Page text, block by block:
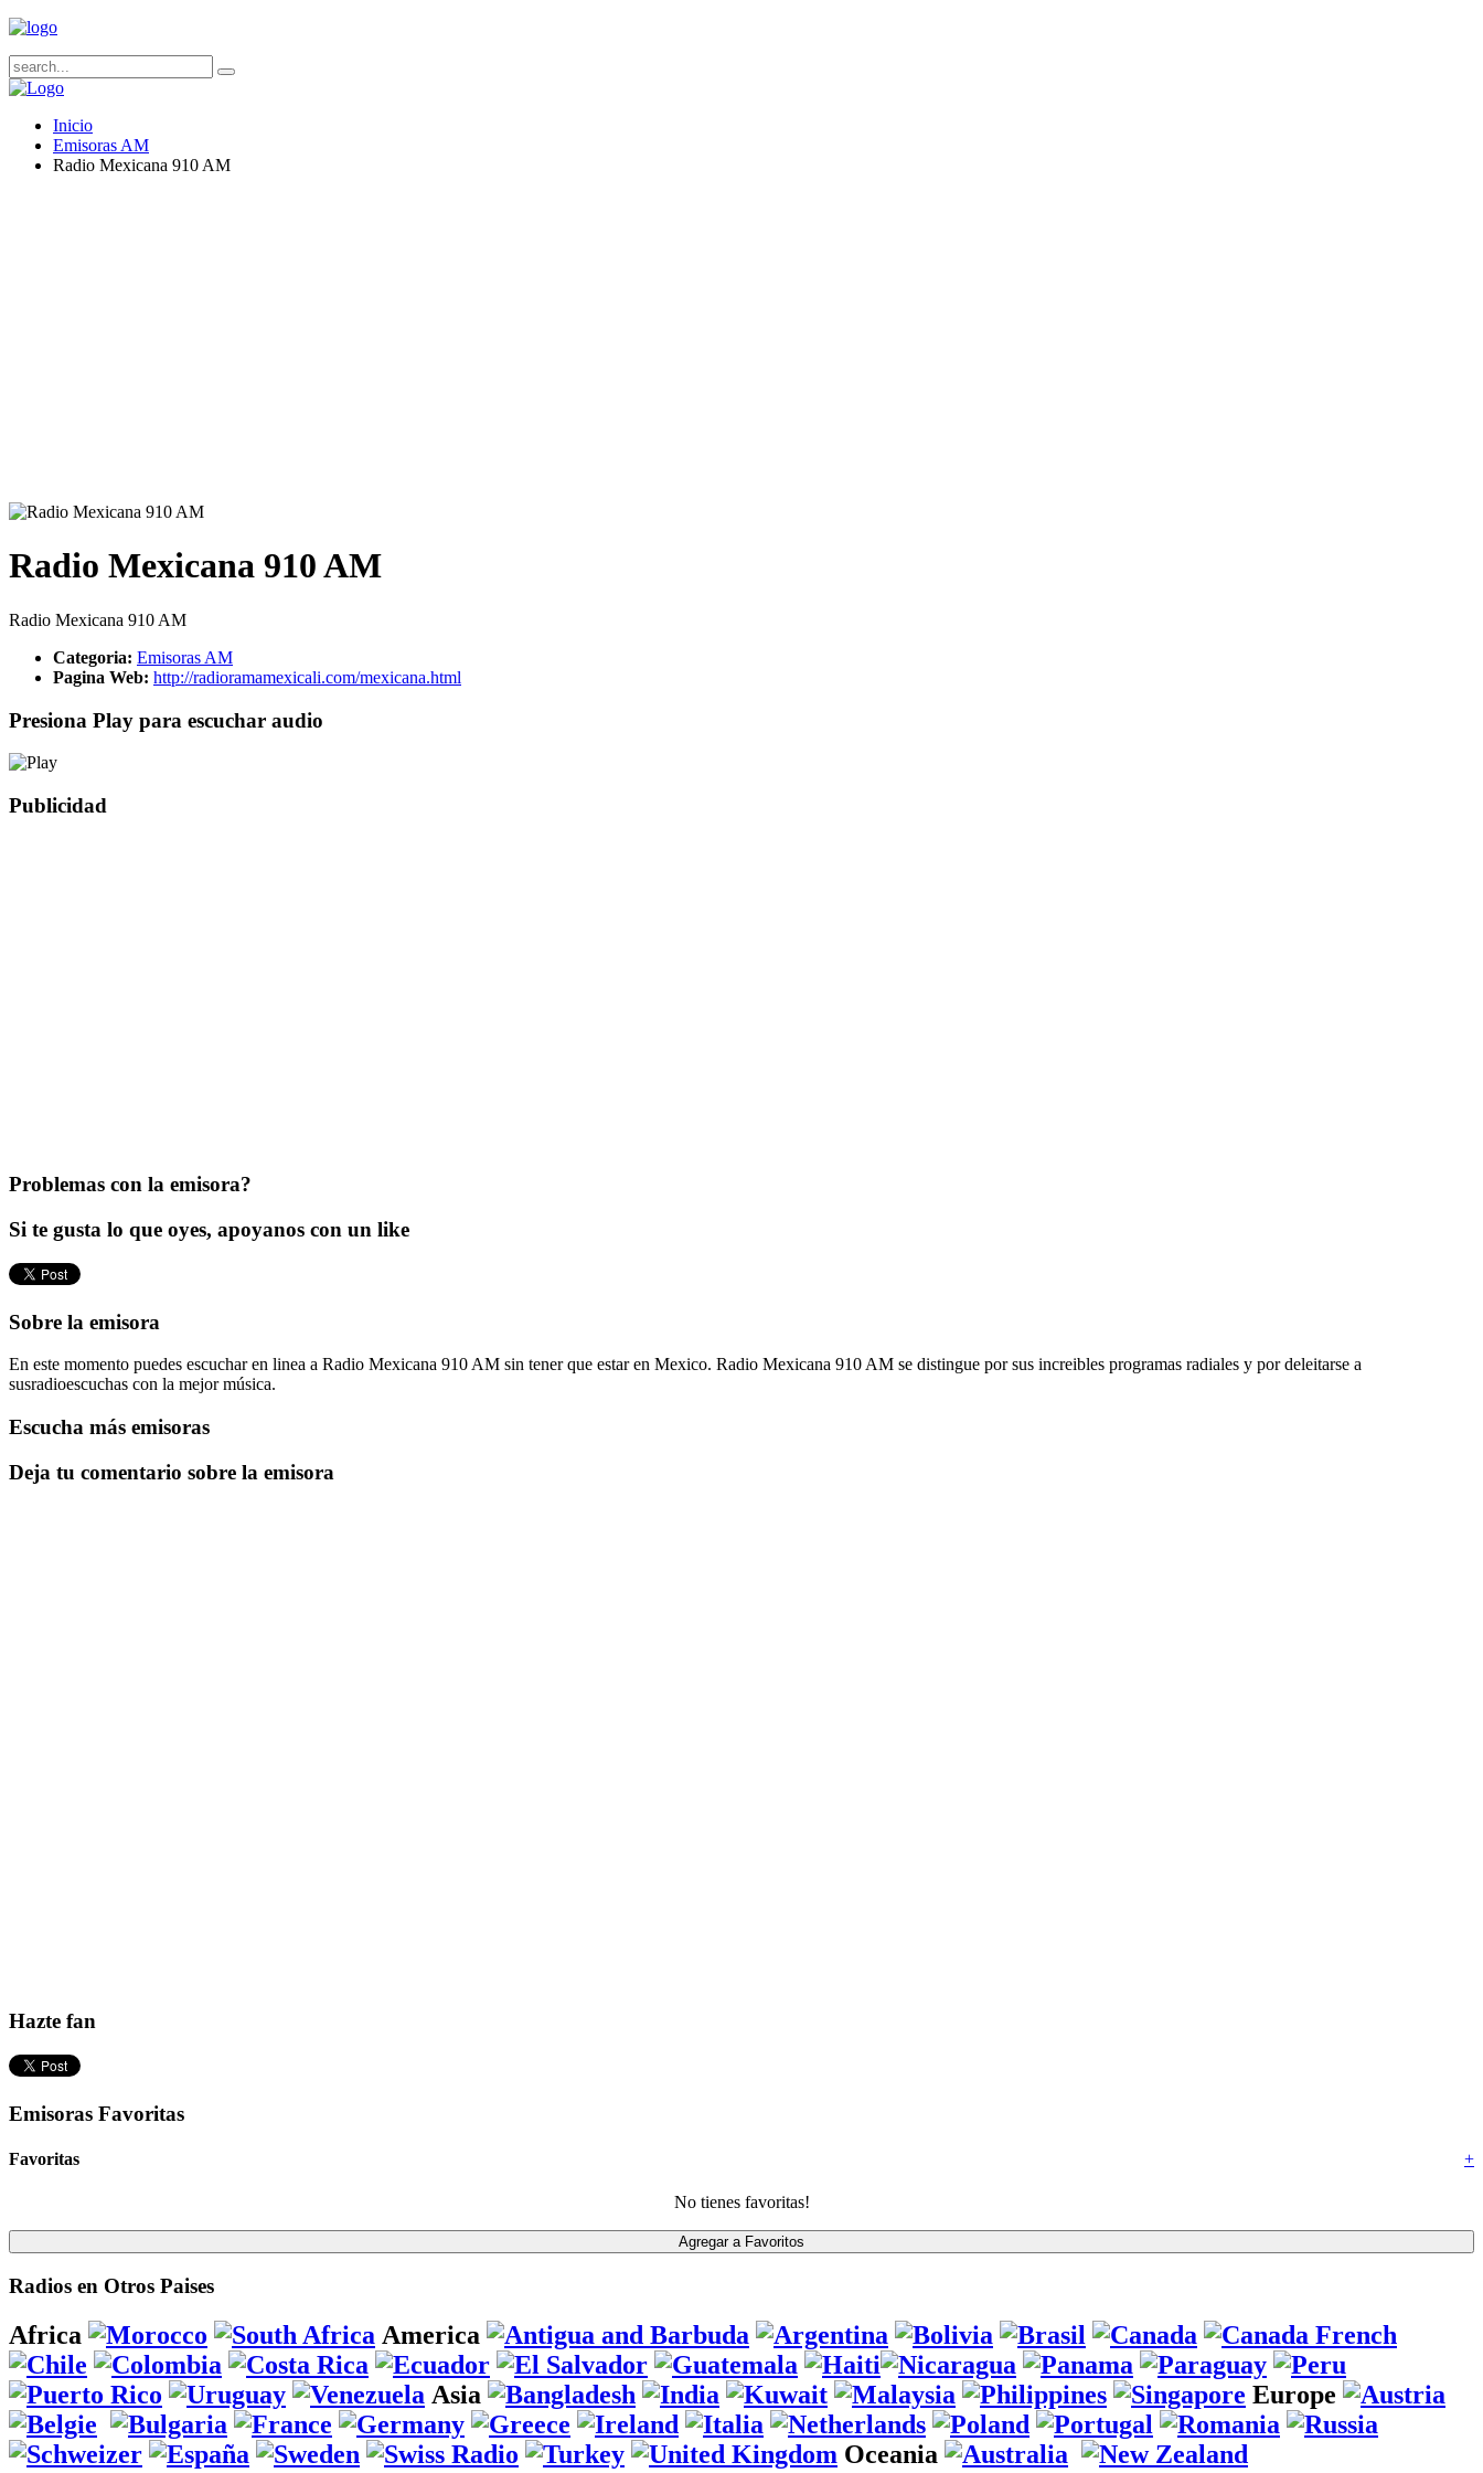
Inicio
Emisoras AM
Radio Mexicana 910 AM
Radio Mexicana 910 AM
Radio Mexicana 910 AM
Categoria: Emisoras AM
Pagina Web: http://radioramamexicali.com/mexicana.html
Presiona Play para escuchar audio
Publicidad
Problemas con la emisora?
Si te gusta lo que oyes, apoyanos con un like
Sobre la emisora
En este momento puedes escuchar en linea a Radio Mexicana 910 AM sin tener que estar en Mexico. Radio Mexicana 910 AM se distingue por sus increibles programas radiales y por deleitarse a
susradioescuchas con la mejor música.
Escucha más emisoras
Deja tu comentario sobre la emisora
Hazte fan
Emisoras Favoritas
+
Favoritas
No tienes favoritas!
Radios en Otros Paises
Africa America
Asia Europe
Oceania